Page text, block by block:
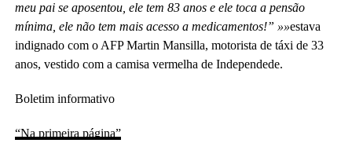
meu pai se aposentou, ele tem 83 anos e ele toca a pensão
mínima, ele não tem mais acesso a medicamentos!” »»estava
indignado com o AFP Martin Mansilla, motorista de táxi de 33
anos, vestido com a camisa vermelha de Independede.
Boletim informativo
“Na primeira página”